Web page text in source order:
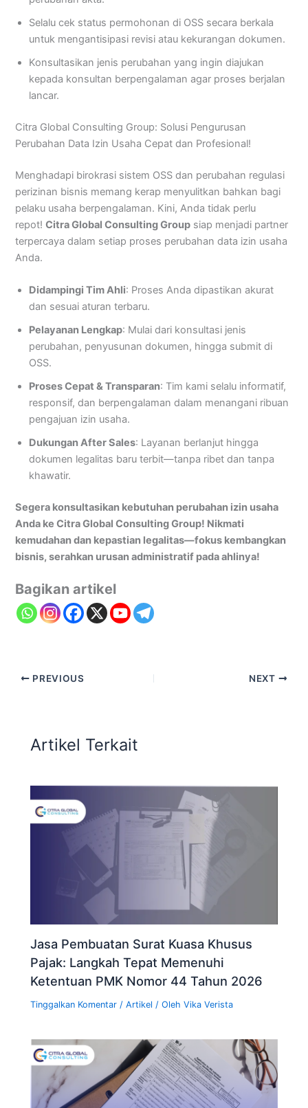
Selalu cek status permohonan di OSS secara berkala
untuk mengantisipasi revisi atau kekurangan dokumen.
Konsultasikan jenis perubahan yang ingin diajukan
kepada konsultan berpengalaman agar proses berjalan
lancar.
Citra Global Consulting Group: Solusi Pengurusan
Perubahan Data Izin Usaha Cepat dan Profesional!
Menghadapi birokrasi sistem OSS dan perubahan regulasi
perizinan bisnis memang kerap menyulitkan bahkan bagi
pelaku usaha berpengalaman. Kini, Anda tidak perlu
repot!Citra Global Consulting Group siap menjadi partner
terpercaya dalam setiap proses perubahan data izin usaha
Anda.
Didampingi Tim Ahli: Proses Anda dipastikan akurat
dan sesuai aturan terbaru.
Pelayanan Lengkap: Mulai dari konsultasi jenis
perubahan, penyusunan dokumen, hingga submit di
OSS.
Proses Cepat & Transparan: Tim kami selalu informatif,
responsif, dan berpengalaman dalam menangani ribuan
pengajuan izin usaha.
Dukungan After Sales: Layanan berlanjut hingga
dokumen legalitas baru terbit—tanpa ribet dan tanpa
khawatir.
Segera konsultasikan kebutuhan perubahan izin usaha
Anda ke Citra Global Consulting Group! Nikmati
kemudahan dan kepastian legalitas—fokus kembangkan
bisnis, serahkan urusan administratif pada ahlinya!
Bagikan artikel
PREVIOUS NEXT
Artikel Terkait
Jasa Pembuatan Surat Kuasa Khusus
Pajak: Langkah Tepat Memenuhi
Ketentuan PMK Nomor 44 Tahun 2026
Tinggalkan Komentar /Artikel / OlehVika Verista